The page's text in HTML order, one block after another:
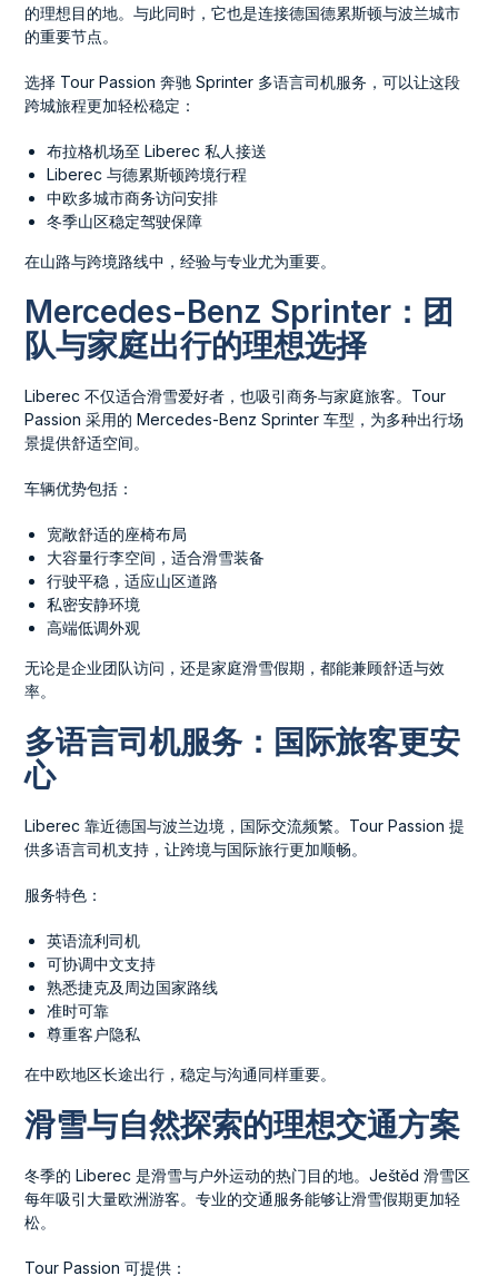
的理想目的地。与此同时，它也是连接德国德累斯顿与波兰城市
的重要节点。
选择 Tour Passion 奔驰 Sprinter 多语言司机服务，可以让这段
跨城旅程更加轻松稳定：
布拉格机场至 Liberec 私人接送
Liberec 与德累斯顿跨境行程
中欧多城市商务访问安排
冬季山区稳定驾驶保障
在山路与跨境路线中，经验与专业尤为重要。
Mercedes-Benz Sprinter：团
队与家庭出行的理想选择
Liberec 不仅适合滑雪爱好者，也吸引商务与家庭旅客。Tour
Passion 采用的 Mercedes-Benz Sprinter 车型，为多种出行场
景提供舒适空间。
车辆优势包括：
宽敞舒适的座椅布局
大容量行李空间，适合滑雪装备
行驶平稳，适应山区道路
私密安静环境
高端低调外观
无论是企业团队访问，还是家庭滑雪假期，都能兼顾舒适与效
率。
多语言司机服务：国际旅客更安
心
Liberec 靠近德国与波兰边境，国际交流频繁。Tour Passion 提
供多语言司机支持，让跨境与国际旅行更加顺畅。
服务特色：
英语流利司机
可协调中文支持
熟悉捷克及周边国家路线
准时可靠
尊重客户隐私
在中欧地区长途出行，稳定与沟通同样重要。
滑雪与自然探索的理想交通方案
冬季的 Liberec 是滑雪与户外运动的热门目的地。Ještěd 滑雪区
每年吸引大量欧洲游客。专业的交通服务能够让滑雪假期更加轻
松。
Tour Passion 可提供：